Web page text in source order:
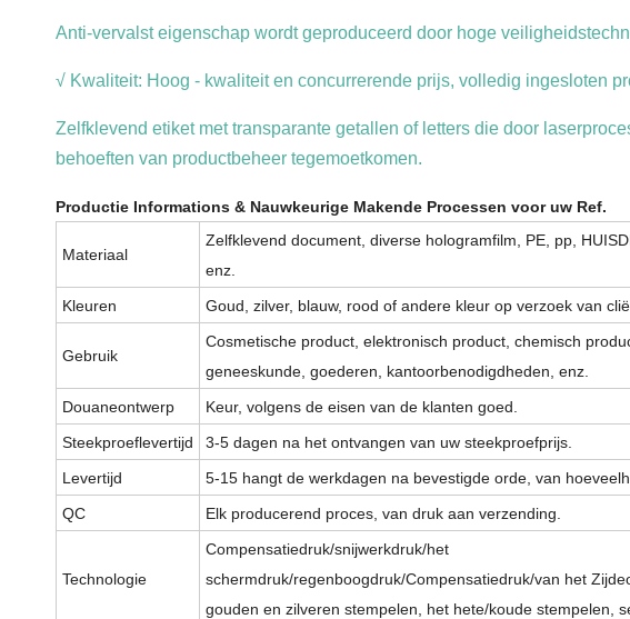
Anti-vervalst eigenschap wordt geproduceerd door hoge
√ Kwaliteit: Hoog - kwaliteit en concurrerende prijs, volledig ingesloten
Zelfklevend etiket met transparante getallen of letters die door
behoeften van productbeheer tegemoetkomen.
Productie Informations & Nauwkeurige Makende Processen voor uw Ref.
Materiaal
Zelfklevend document, diverse hologramfilm, PE, pp,
enz.
Kleuren
Goud, zilver, blauw, rood of andere kleur op verzoek van
Gebruik
Cosmetische product, elektronisch product, chemisch
geneeskunde, goederen, kantoorbenodigdheden, enz.
Douaneontwerp
Keur, volgens de eisen van de klanten goed.
Steekproeflevertijd
3-5 dagen na het ontvangen van uw steekproefprijs.
Levertijd
5-15 hangt de werkdagen na bevestigde orde, van
QC
Elk producerend proces, van druk aan verzending.
Technologie
Compensatiedruk/snijwerkdruk/het
schermdruk/regenboogdruk/Compensatiedruk/van het
gouden en zilveren stempelen, het hete/koude stempelen,